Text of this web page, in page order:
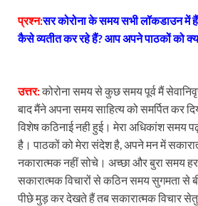
प्रश्न:सर कोरोना के समय सभी लॉकडाउन
कैसे व्यतीत कर रहे हैं? आप अपने पाठकों को
उत्तर:कोरोना समय से कुछ समय पूर्व मैं
बाद मैंने अपना समय साहित्य को समर्पित कर
विशेष कठिनाई नही हुई। मेरा अधिकांश समय
है। पाठकों को मेरा संदेश है, अपने मन में
नकारात्मक नहीं सोचे। अच्छा और बुरा समय
सकारात्मक विचारों से कठिन समय सुगमता से
पीछे मुड़ कर देखते हैं तब सकारात्मक विचार